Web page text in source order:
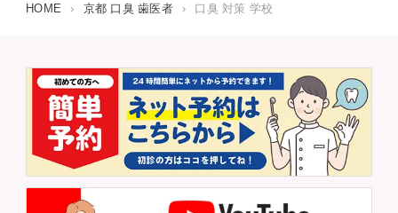
HOME › 京都 口臭 歯医者 › 口臭 対策 学校